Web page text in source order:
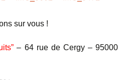
sur vous !
– 64 rue de Cergy – 95000